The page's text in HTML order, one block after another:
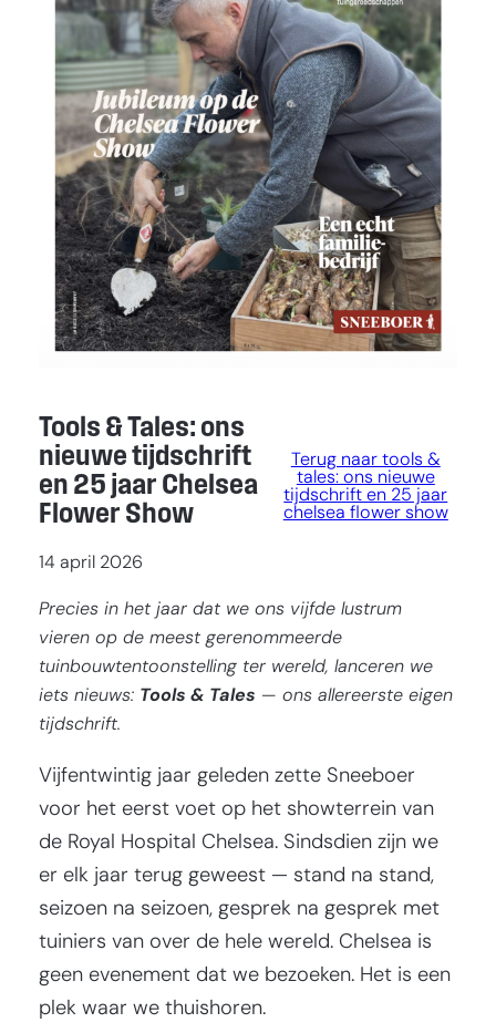
Tools & Tales: ons
nieuwe tijdschrift
en 25 jaar Chelsea
Flower Show
14 april 2026
Terug naar tools &
tales: ons nieuwe
tijdschrift en 25 jaar
chelsea flower show
Precies in het jaar dat we ons vijfde lustrum
vieren op de meest gerenommeerde
tuinbouwtentoonstelling ter wereld, lanceren we
iets nieuws: Tools & Tales — ons allereerste eigen
tijdschrift.
Vijfentwintig jaar geleden zette Sneeboer
voor het eerst voet op het showterrein van
de Royal Hospital Chelsea. Sindsdien zijn we
er elk jaar terug geweest — stand na stand,
seizoen na seizoen, gesprek na gesprek met
tuiniers van over de hele wereld. Chelsea is
geen evenement dat we bezoeken. Het is een
plek waar we thuishoren.